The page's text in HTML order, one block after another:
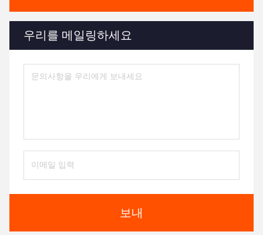
우리를 메일링하세요
보내